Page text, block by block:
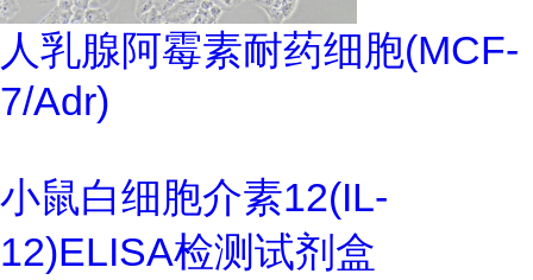
人乳腺阿霉素耐药细胞(MCF-
7/Adr)
小鼠白细胞介素12(IL-
12)ELISA检测试剂盒